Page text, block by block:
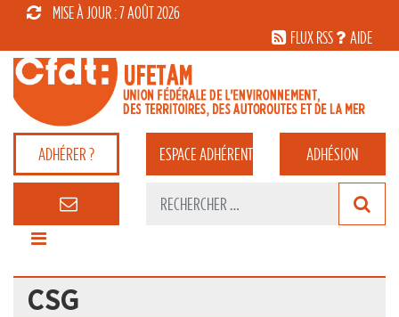
MISE À JOUR : 7 AOÛT 2026
FLUX RSS
AIDE
ADHÉRER ? ESPACEADHÉRENT ADHÉSION
CSG